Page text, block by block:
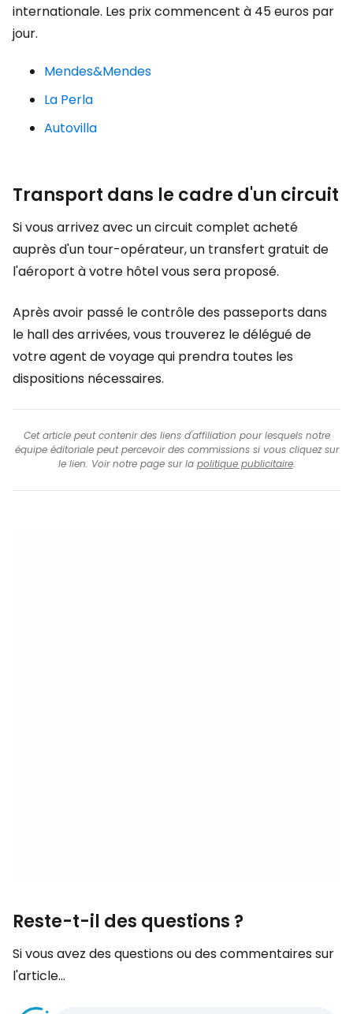
internationale. Les prix commencent à 45 euros par
jour.
Mendes&Mendes
La Perla
Autovilla
Transport dans le cadre d'un circuit
Si vous arrivez avec un circuit complet acheté
auprès d'un tour-opérateur, un transfert gratuit de
l'aéroport à votre hôtel vous sera proposé.
Après avoir passé le contrôle des passeports dans
le hall des arrivées, vous trouverez le délégué de
votre agent de voyage qui prendra toutes les
dispositions nécessaires.
Cet article peut contenir des liens d'affiliation pour lesquels notre
équipe éditoriale peut percevoir des commissions si vous cliquez sur
le lien. Voir notre page sur la politique publicitaire.
Reste-t-il des questions ?
Si vous avez des questions ou des commentaires sur
l'article...